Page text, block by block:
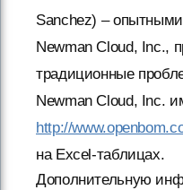
Sanchez) –
Newman Cloud, Inc.,
традиционные
Newman Cloud, Inc.
http://
на Excel-таблицах.
Дополнительную